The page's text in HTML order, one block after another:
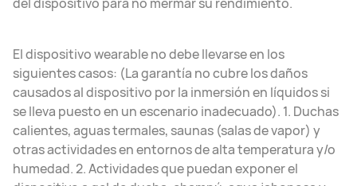
El dispositivo wearable no debe llevarse en los
siguientes casos: (La garantía no cubre los daños
causados al dispositivo por la inmersión en líquidos si
se lleva puesto en un escenario inadecuado). 1. Duchas
calientes, aguas termales, saunas (salas de vapor) y
otras actividades en entornos de alta temperatura y/o
humedad. 2. Actividades que puedan exponer el